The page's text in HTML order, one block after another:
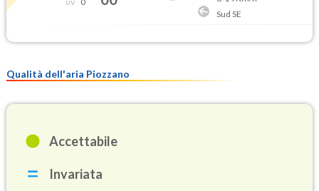
Sud SE
Qualità dell'aria Piozzano
Accettabile
Invariata